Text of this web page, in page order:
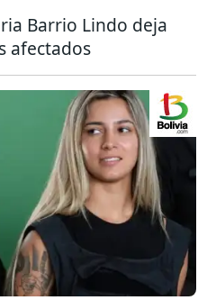
Barrio Lindo deja
afectados